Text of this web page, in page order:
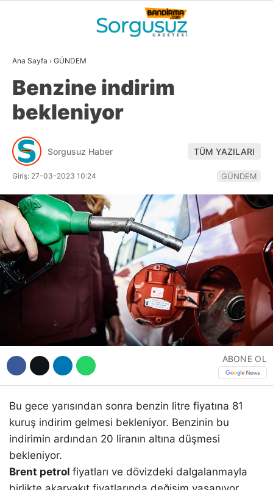
WhatsApp İhbar
Hattı
Facebook
Youtube
28.2
BALIKESIR
VİDEO
SİYASET
EKONOMİ
SPOR
MAGAZİN
EĞİTİM
DİĞER
Ana Sayfa › GÜNDEM
Benzine indirim
bekleniyor
Sorgusuz Haber TÜM YAZILARI
Giriş: 27-03-2023 10:24 GÜNDEM
ABONE OL
Bu gece yarısından sonra benzin litre fiyatına 81
kuruş indirim gelmesi bekleniyor. Benzinin bu
indirimin ardından 20 liranın altına düşmesi
bekleniyor.
Brent petrol fiyatları ve dövizdeki dalgalanmayla